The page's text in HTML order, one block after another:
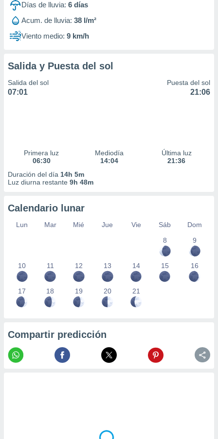
Días de lluvia: 6 días
Acum. de lluvia: 38 l/m²
Viento medio: 9 km/h
Salida y Puesta del sol
Salida del sol
07:01
Puesta del sol
21:06
Primera luz
06:30
Mediodía
14:04
Última luz
21:36
Duración del día 14h 5m
Luz diurna restante 9h 48m
Calendario lunar
Lun Mar Mié Jue Vie Sáb
Dom
8
9
10 11 12 13 14 15 16
17 18 19 20 21
Compartir predicción